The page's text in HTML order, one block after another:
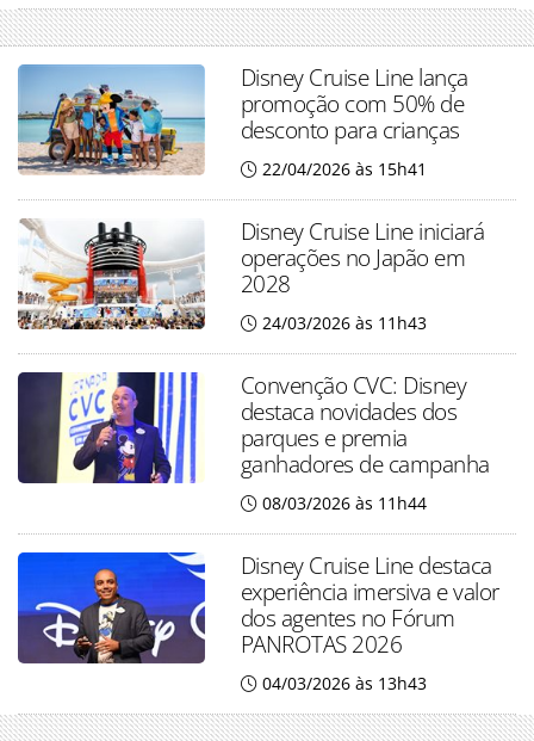
Disney Cruise Line lança
promoção com 50% de
desconto para crianças
22/04/2026 às 15h41
Disney Cruise Line iniciará
operações no Japão em
2028
24/03/2026 às 11h43
Convenção CVC: Disney
destaca novidades dos
parques e premia
ganhadores de campanha
08/03/2026 às 11h44
Disney Cruise Line destaca
experiência imersiva e valor
dos agentes no Fórum
PANROTAS 2026
04/03/2026 às 13h43